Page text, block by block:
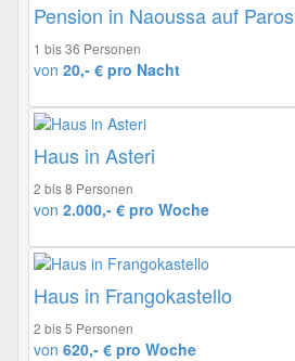
Pension in Naoussa auf Paros
1 bis 36 Personen
von 20,- € pro Nacht
Haus in Asteri
2 bis 8 Personen
von 2.000,- € pro Woche
Haus in Frangokastello
2 bis 5 Personen
von 620,- € pro Woche